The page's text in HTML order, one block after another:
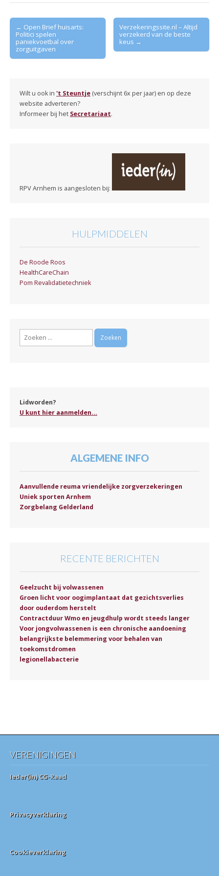
Post
navigation
← Open Brief huisarts:
Politici spelen
paniekvoetbal over
zorguitgaven
Verzekeringssite.nl – Altijd
verzekerd van de beste
keus →
Wilt u ook in 't Steuntje (verschijnt 6x per jaar) en op deze
website adverteren?
Informeer bij het Secretariaat.
RPV Arnhem is aangesloten bij:
HULPMIDDELEN
De Roode Roos
HealthCareChain
Pom Revalidatietechniek
Zoeken
Lidworden?
U kunt hier aanmelden...
ALGEMENE INFO
Aanvullende reuma vriendelijke zorgverzekeringen
Uniek sporten Arnhem
Zorgbelang Gelderland
RECENTE BERICHTEN
Geelzucht bij volwassenen
Groen licht voor oogimplantaat dat gezichtsverlies
door ouderdom herstelt
Contractduur Wmo en jeugdhulp wordt steeds langer
Voor jongvolwassenen is een chronische aandoening
belangrijkste belemmering voor behalen van
toekomstdromen
legionellabacterie
VERENIGINGEN
Ieder(in) CG-Raad
Privacyverklaring
Cookieverklaring